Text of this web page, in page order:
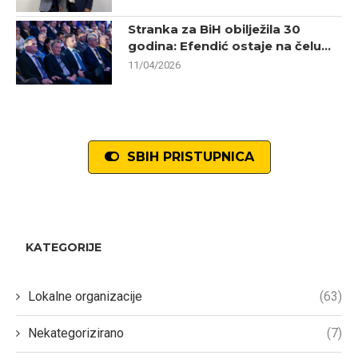
Stranka za BiH obilježila 30
godina: Efendić ostaje na čelu...
11/04/2026
SBIH PRISTUPNICA
KATEGORIJE
Lokalne organizacije (63)
Nekategorizirano (7)